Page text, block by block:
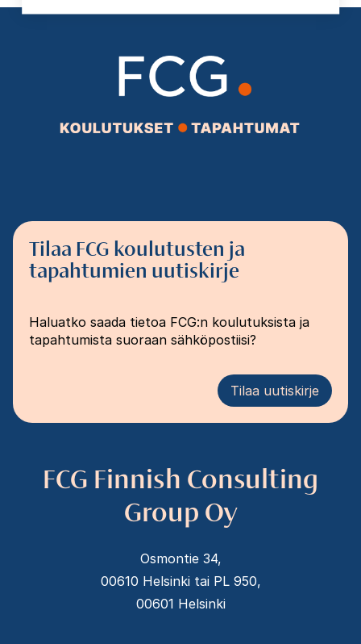
Tilaa FCG koulutusten ja
tapahtumien uutiskirje
Haluatko saada tietoa FCG:n koulutuksista ja
tapahtumista suoraan sähköpostiisi?
Tilaa uutiskirje
FCG Finnish Consulting
Group Oy
Osmontie 34,
00610 Helsinki tai PL 950,
00601 Helsinki